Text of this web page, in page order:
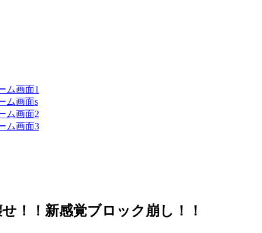
！！新感覚ブロック崩し！！